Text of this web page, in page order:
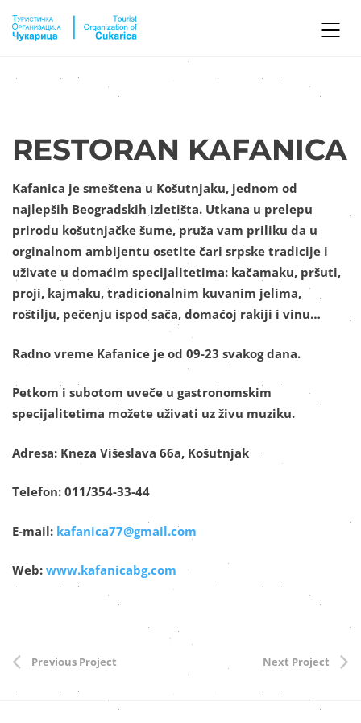
RESTORAN KAFANICA
Kafanica je smeštena u Košutnjaku, jednom od
najlepših Beogradskih izletišta. Utkana u prelepu
prirodu košutnjačke šume, pruža vam priliku da u
orginalnom ambijentu osetite čari srpske tradicije i
uživate u domaćim specijalitetima: kačamaku, pršuti,
proji, kajmaku, tradicionalnim kuvanim jelima,
roštilju, pečenju ispod sača, domaćoj rakiji i vinu…
Radno vreme Kafanice je od 09-23 svakog dana.
Petkom i subotom uveče u gastronomskim
specijalitetima možete uživati uz živu muziku.
Adresa:Kneza Višeslava 66a, Košutnjak
Telefon: 011/354-33-44
E-mail: kafanica77@gmail.com
Web: www.kafanicabg.com
Previous Project Next Project